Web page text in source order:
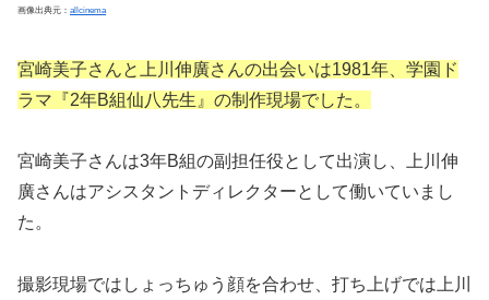
画像出典元： allcinema
宮崎美子さんと上川伸廣さんの出会いは1981年、学園ド
ラマ『2年B組仙八先生』の制作現場でした。
宮崎美子さんは3年B組の副担任役として出演し、上川伸
廣さんはアシスタントディレクターとして働いていまし
た。
撮影現場ではしょっちゅう顔を合わせ、打ち上げでは上川